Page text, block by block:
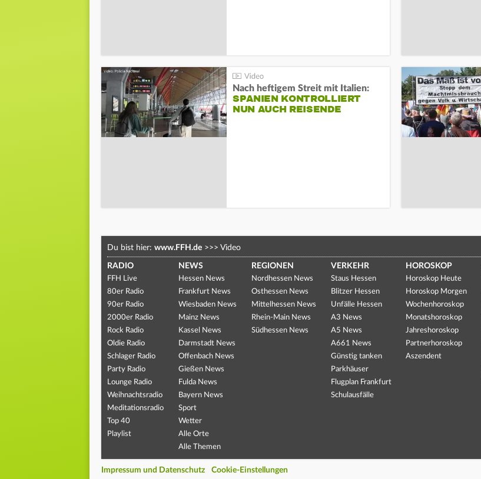
Nach heftigem Streit mit Italien:
SPANIEN KONTROLLIERT
NUN AUCH REISENDE
Du bist hier: www.FFH.de >>> Video
RADIO
FFH Live
80er Radio
90er Radio
2000er Radio
Rock Radio
Oldie Radio
Schlager Radio
Party Radio
Lounge Radio
Weihnachtsradio
Meditationsradio
Top 40
Playlist
NEWS
Hessen News
Frankfurt News
Wiesbaden News
Mainz News
Kassel News
Darmstadt News
Offenbach News
Gießen News
Fulda News
Bayern News
Sport
Wetter
Alle Orte
Alle Themen
REGIONEN
Nordhessen News
Osthessen News
Mittelhessen News
Rhein-Main News
Südhessen News
VERKEHR
Staus Hessen
Blitzer Hessen
Unfälle Hessen
A3 News
A5 News
A661 News
Günstig tanken
Parkhäuser
Flugplan Frankfurt
Schulausfälle
HOROSKOP
Horoskop Heute
Horoskop Morgen
Wochenhoroskop
Monatshoroskop
Jahreshoroskop
Partnerhoroskop
Aszendent
Impressum und Datenschutz Cookie-Einstellungen